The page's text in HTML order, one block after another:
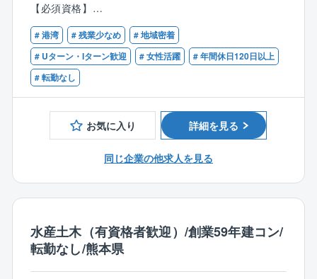
部署によって多少の差はございますが、週2回程度の在
宅勤務が可能です。
また、フレックスタイム制も導入しており、個人に合
った働き方を推奨しております。
◎水産土木・港湾に強み
同社は水産土木・港湾に強みを持っており、同分野に
関しましては非常に高い技術力を持っております。
勤務地：西日本支店
■海岸保全施設（護岸・堤防など）の新設設計、改良・
補修設計、耐震・耐津波性能照査
■港湾・海岸保全施設の維持管理計画検討
【同社が携わる分野について】
■橋梁
■河川
■砂防及び海岸・海洋及び空港
【案件について】
ます。
その土地に住む方々の生活基盤を支えるやりがいを感
じられるとともに、仕事量が安定していることも特徴
です。
【必須資格】
RCCM（港湾及び空港）
# 港湾 # 残業少なめ
# 地域密着
# Uターン・Iターン歓迎
# 女性活躍
# 年間休日120日以上
# 転勤なし
お気に入り 詳細を見る
同じ企業の他求人を見る
水産土木（有資格者歓迎）/創業59年建コン/
転勤なし/熊本県